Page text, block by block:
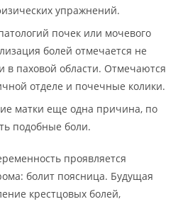
упражнений.
почек или мочевого
болей отмечается не
в паховой области. Отмечаются
отделе и почечные колики.
матки еще одна причина, по
подобные боли.
проявляется
болит поясница. Будущая
крестцовых болей,